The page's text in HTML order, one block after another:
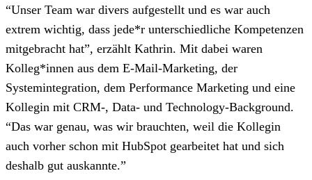
“Unser Team war divers aufgestellt und es war auch
extrem wichtig, dass jede*r unterschiedliche Kompetenzen
mitgebracht hat”, erzählt Kathrin. Mit dabei waren
Kolleg*innen aus dem E-Mail-Marketing, der
Systemintegration, dem Performance Marketing und eine
Kollegin mit CRM-, Data- und Technology-Background.
“Das war genau, was wir brauchten, weil die Kollegin
auch vorher schon mit HubSpot gearbeitet hat und sich
deshalb gut auskannte.”